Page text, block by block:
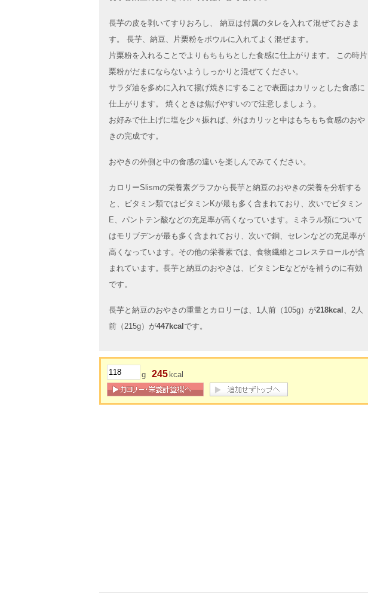
長芋の皮を剥いてすりおろし、 納豆は付属のタレを入れて混ぜておきま
す。 長芋、納豆、片栗粉をボウルに入れてよく混ぜます。
片栗粉を入れることでよりもちもちとした食感に仕上がります。 この時片
栗粉がだまにならないようしっかりと混ぜてください。
サラダ油を多めに入れて揚げ焼きにすることで表面はカリッとした食感に
仕上がります。 焼くときは焦げやすいので注意しましょう。
お好みで仕上げに塩を少々振れば、外はカリッと中はもちもち食感のおや
きの完成です。
おやきの外側と中の食感の違いを楽しんでみてください。
カロリーSlismの栄養素グラフから長芋と納豆のおやきの栄養を分析する
と、ビタミン類ではビタミンKが最も多く含まれており、次いでビタミン
E、パントテン酸などの充足率が高くなっています。ミネラル類について
はモリブデンが最も多く含まれており、次いで銅、セレンなどの充足率が
高くなっています。その他の栄養素では、食物繊維とコレステロールが含
まれています。長芋と納豆のおやきは、ビタミンEなどがを補うのに有効
です。
長芋と納豆のおやきの重量とカロリーは、1人前（105g）が218kcal 、2人
前（215g）が447kcal です。
g 245 kcal